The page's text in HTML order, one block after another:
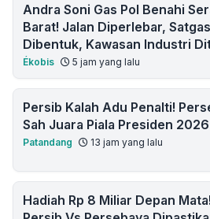
Andra Soni Gas Pol Benahi
Barat! Jalan Diperlebar, Satgas
Dibentuk, Kawasan Industri
Ékobis 5 jam yang lalu
Persib Kalah Adu Penalti!
Sah Juara Piala Presiden 2026
Patandang 13 jam yang lalu
Hadiah Rp 8 Miliar Depan